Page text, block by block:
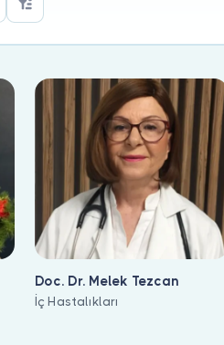
Doc. Dr. Melek Tezcan
İç Hastalıkları